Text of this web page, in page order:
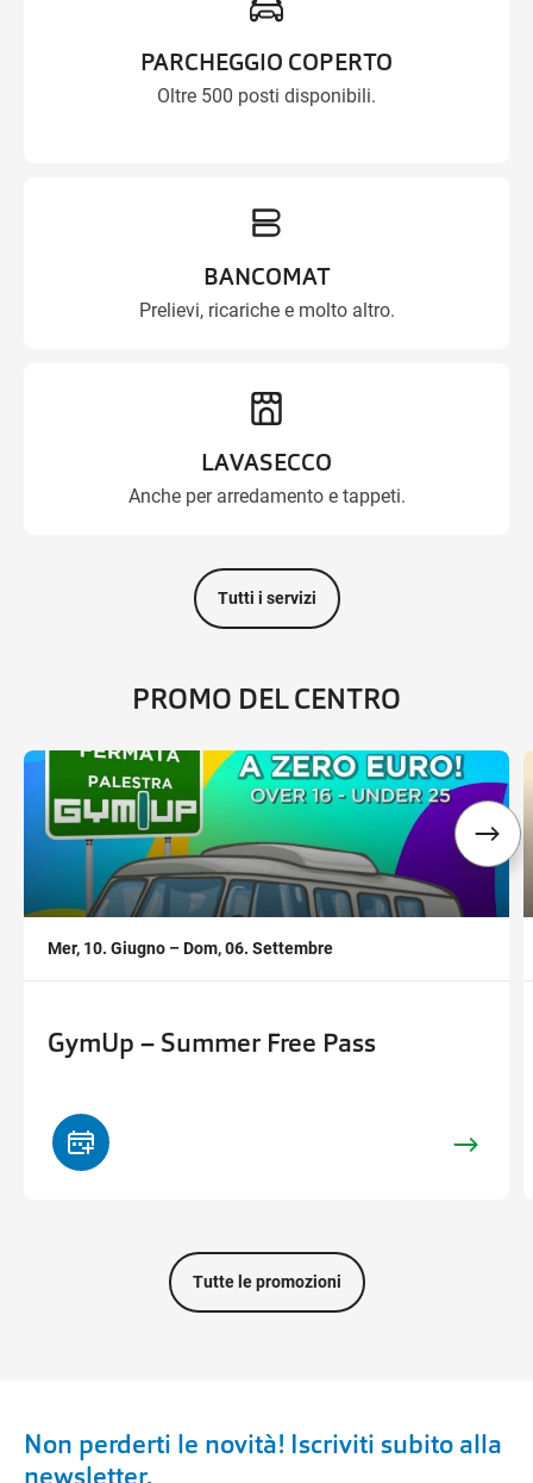
PARCHEGGIO COPERTO
Oltre 500 posti disponibili.
BANCOMAT
Prelievi, ricariche e molto altro.
LAVASECCO
Anche per arredamento e tappeti.
Tutti i servizi
PROMO DEL CENTRO
,
Mer, 10. Giugno – Dom, 06. Settembre
GymUp – Summer Free Pass
,
Tutte le promozioni
Non perderti le novità! Iscriviti subito alla